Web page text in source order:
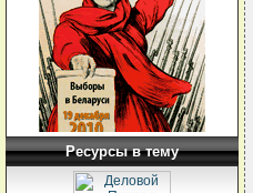
Ресурсы в тему